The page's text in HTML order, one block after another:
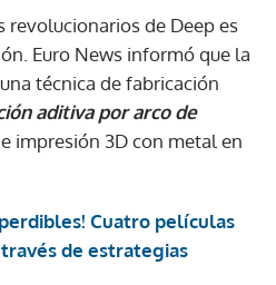
revolucionarios de Deep es
Euro News informó que la
técnica de fabricación
aditiva por arco de
impresión 3D con metal en
Cuatro películas
de estrategias